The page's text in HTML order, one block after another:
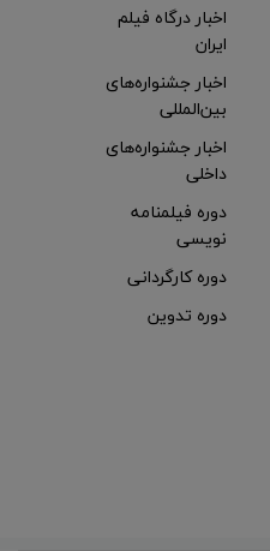
اخبار درگاه فیلم
ایران
اخبار جشنواره‌های
بین‌المللی
اخبار جشنواره‌های
داخلی
دوره فیلمنامه
نویسی
دوره کارگردانی
دوره تدوین